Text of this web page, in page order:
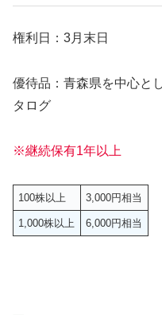
権利日：3月末日
優待品：青森県を中心と
タログ
※継続保有1年以上
100株以上 3,000円相当
1,000株以上 6,000円相当